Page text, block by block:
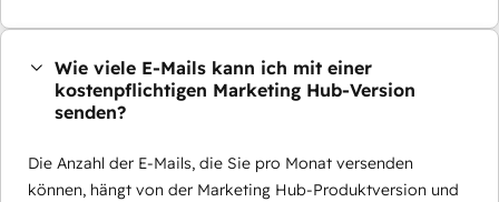
Wie viele E-Mails kann ich mit einer
kostenpflichtigen Marketing Hub-Version
senden?
Die Anzahl der E-Mails, die Sie pro Monat versenden
können, hängt von der Marketing Hub-Produktversion und